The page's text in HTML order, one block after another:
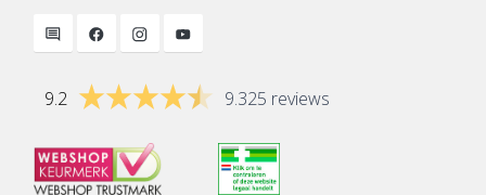
9.2 9.325 reviews